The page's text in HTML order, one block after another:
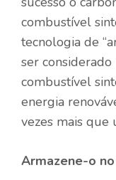
combustível
tecnologia de
ser
combustível
energia
vezes mais que
Armazene-o